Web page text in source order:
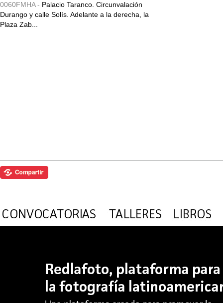
0060FMHA - Palacio Taranco. Circunvalación
Durango y calle Solís. Adelante a la derecha, la
Plaza Zab...